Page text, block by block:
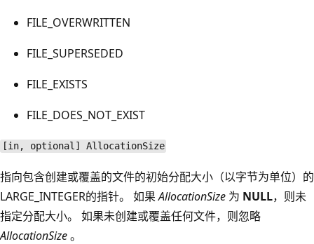
FILE_OVERWRITTEN
FILE_SUPERSEDED
FILE_EXISTS
FILE_DOES_NOT_EXIST
[in, optional] AllocationSize
指向包含创建或覆盖的文件的初始分配大小（以字节为单位）的
LARGE_INTEGER的指针。 如果AllocationSize 为 NULL，则未
指定分配大小。 如果未创建或覆盖任何文件，则忽略
AllocationSize。